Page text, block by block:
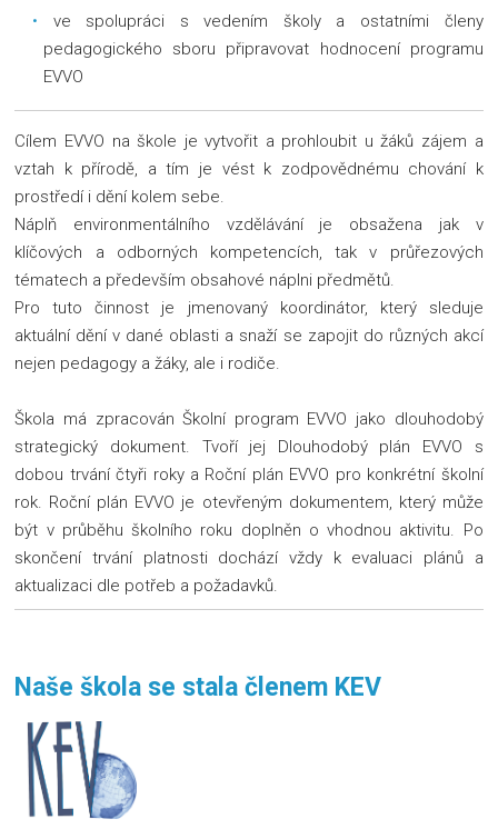
ve spolupráci s vedením školy a ostatními členy
pedagogického sboru připravovat hodnocení programu
EVVO
Cílem EVVO na škole je vytvořit a prohloubit u žáků zájem a
vztah k přírodě, a tím je vést k zodpovědnému chování k
prostředí i dění kolem sebe.
Náplň environmentálního vzdělávání je obsažena jak v
klíčových a odborných kompetencích, tak v průřezových
tématech a především obsahové náplni předmětů.
Pro tuto činnost je jmenovaný koordinátor, který sleduje
aktuální dění v dané oblasti a snaží se zapojit do různých akcí
nejen pedagogy a žáky, ale i rodiče.
Škola má zpracován Školní program EVVO jako dlouhodobý
strategický dokument. Tvoří jej Dlouhodobý plán EVVO s
dobou trvání čtyři roky a Roční plán EVVO pro konkrétní školní
rok. Roční plán EVVO je otevřeným dokumentem, který může
být v průběhu školního roku doplněn o vhodnou aktivitu. Po
skončení trvání platnosti dochází vždy k evaluaci plánů a
aktualizaci dle potřeb a požadavků.
Naše škola se stala členem KEV